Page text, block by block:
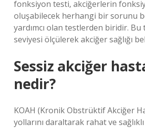
fonksiyon testi, akciğerlerin
oluşabilecek herhangi bir sorunu
yardımcı olan testlerden biridir.
seviyesi ölçülerek akciğer sağlığı
Sessiz akciğer
nedir?
KOAH (Kronik Obstrüktif Akciğer
yollarını daraltarak rahat ve